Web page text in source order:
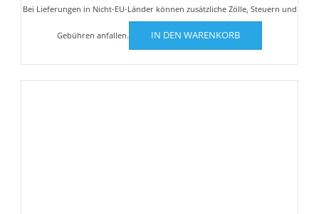
Bei Lieferungen in Nicht-EU-Länder können zusätzliche Zölle, Steuern und
Gebühren anfallen. IN DEN WARENKORB